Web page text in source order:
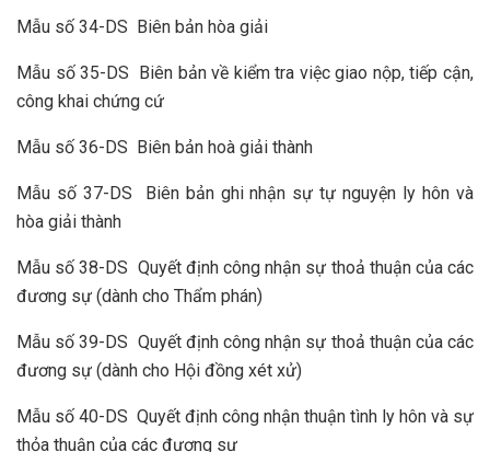
Mẫu số 34-DS Biên bản hòa giải
Mẫu số 35-DS Biên bản về kiểm tra việc giao nộp, tiếp cận,
công khai chứng cứ
Mẫu số 36-DS Biên bản hoà giải thành
Mẫu số 37-DS Biên bản ghi nhận sự tự nguyện ly hôn và
hòa giải thành
Mẫu số 38-DS Quyết định công nhận sự thoả thuận của các
đương sự (dành cho Thẩm phán)
Mẫu số 39-DS Quyết định công nhận sự thoả thuận của các
đương sự (dành cho Hội đồng xét xử)
Mẫu số 40-DS Quyết định công nhận thuận tình ly hôn và sự
thỏa thuận của các đương sự